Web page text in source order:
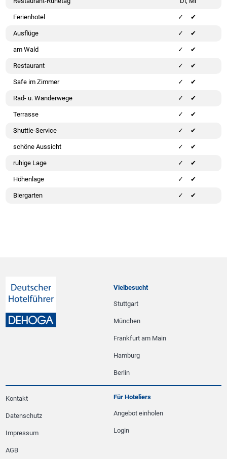
Ferienhotel ✔
Ausflüge ✔
am Wald ✔
Restaurant ✔
Safe im Zimmer ✔
Rad- u. Wanderwege ✔
Terrasse ✔
Shuttle-Service ✔
schöne Aussicht ✔
ruhige Lage ✔
Höhenlage ✔
Biergarten ✔
Vielbesucht
Stuttgart
München
Frankfurt am Main
Hamburg
Berlin
Kontakt
Datenschutz
Impressum
AGB
Für Hoteliers
Angebot einholen
Login